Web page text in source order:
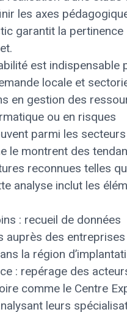
les axes
garantit la pertinence
est indispensable
locale et
en gestion des
ou en risques
parmi les
le montrent des
reconnues telles
analyse inclut les
: recueil de données
auprès des entreprises
la région
: repérage des
comme le Centre
leurs